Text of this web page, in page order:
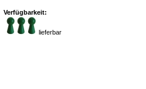
Verfügbarkeit:
lieferbar